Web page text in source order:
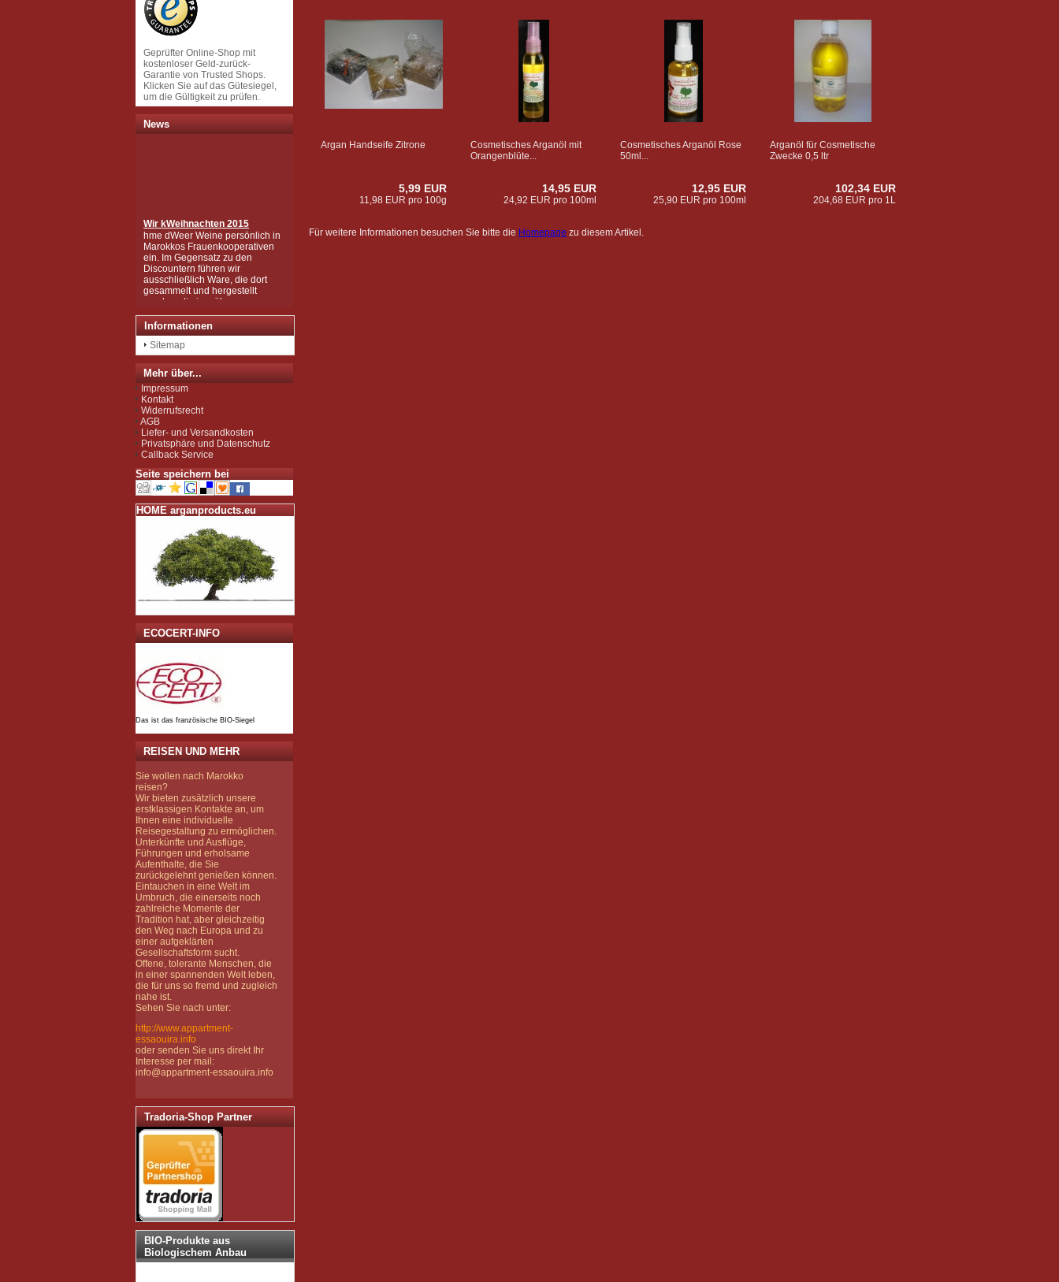
Argan Handseife Zitrone
5,99 EUR
11,98 EUR pro 100g
Cosmetisches Arganöl mit
Orangenblüte...
14,95 EUR
24,92 EUR pro 100ml
Cosmetisches Arganöl Rose
50ml...
12,95 EUR
25,90 EUR pro 100ml
Arganöl für Cosmetische
Zwecke 0,5 ltr
102,34 EUR
204,68 EUR pro 1L
Für weitere Informationen besuchen Sie bitte die Homepage zu diesem Artikel.
Geprüfter Online-Shop mit
kostenloser Geld-zurück-
Garantie von Trusted Shops.
Klicken Sie auf das Gütesiegel,
um die Gültigkeit zu prüfen.
News
hme dWeer Weine persönlich in
Marokkos Frauenkooperativen
ein. Im Gegensatz zu den
Discountern führen wir
ausschließlich Ware, die dort
gesammelt und hergestellt
wurden, die in mühsamer
Produkten wurden, wie Sie sie
bei uns kaufen können.
Wir sind zudem von der EU als
Importeur zugelassen und
der sog. Novel-Food-VO.
Seit Juli 2012 sind wir für das
Argan Speiseöl BIO-zertifiziert
gemäß EG-Öko-Verordnung
durch DE-ÖKO-037 (Marokko
Landwirtschaft)
Informationen
Sitemap
Mehr über...
Impressum
Kontakt
Widerrufsrecht
AGB
Liefer- und Versandkosten
Privatsphäre und Datenschutz
Callback Service
Seite speichern bei
HOME arganproducts.eu
ECOCERT-INFO
Das ist das französische BIO-Siegel
REISEN UND MEHR
Sie wollen nach Marokko
reisen?
Wir bieten zusätzlich unsere
erstklassigen Kontakte an, um
Ihnen eine individuelle
Reisegestaltung zu ermöglichen.
Unterkünfte und Ausflüge,
Führungen und erholsame
Aufenthalte, die Sie
zurückgelehnt genießen können.
Eintauchen in eine Welt im
Umbruch, die einerseits noch
zahlreiche Momente der
Tradition hat, aber gleichzeitig
den Weg nach Europa und zu
einer aufgeklärten
Gesellschaftsform sucht.
Offene, tolerante Menschen, die
in einer spannenden Welt leben,
die für uns so fremd und zugleich
nahe ist.
Sehen Sie nach unter:
http://www.appartment-
essaouira.info
oder senden Sie uns direkt Ihr
Interesse per mail:
info@appartment-essaouira.info
Tradoria-Shop Partner
BIO-Produkte aus
Biologischem Anbau